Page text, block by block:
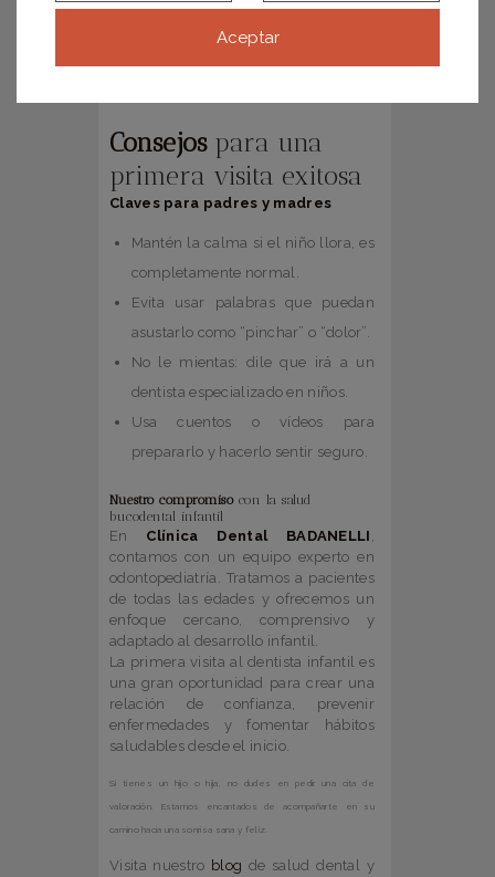
Consejos para una
primera visita exitosa
Claves para padres y madres
Mantén la calma si el niño llora, es
completamente normal.
Evita usar palabras que puedan
asustarlo como “pinchar” o “dolor”.
No le mientas: dile que irá a un
dentista especializado en niños.
Usa cuentos o vídeos para
prepararlo y hacerlo sentir seguro.
Nuestro compromiso con la salud
bucodental infantil
En Clínica Dental BADANELLI ,
contamos con un equipo experto en
odontopediatría. Tratamos a pacientes
de todas las edades y ofrecemos un
enfoque cercano, comprensivo y
adaptado al desarrollo infantil.
La primera visita al dentista infantil es
una gran oportunidad para crear una
relación de confianza, prevenir
enfermedades y fomentar hábitos
saludables desde el inicio.
Si tienes un hijo o hija, no dudes en pedir una cita de
valoración. Estamos encantados de acompañarte en su
camino hacia una sonrisa sana y feliz.
Visita nuestro blog de salud dental y
Aceptar